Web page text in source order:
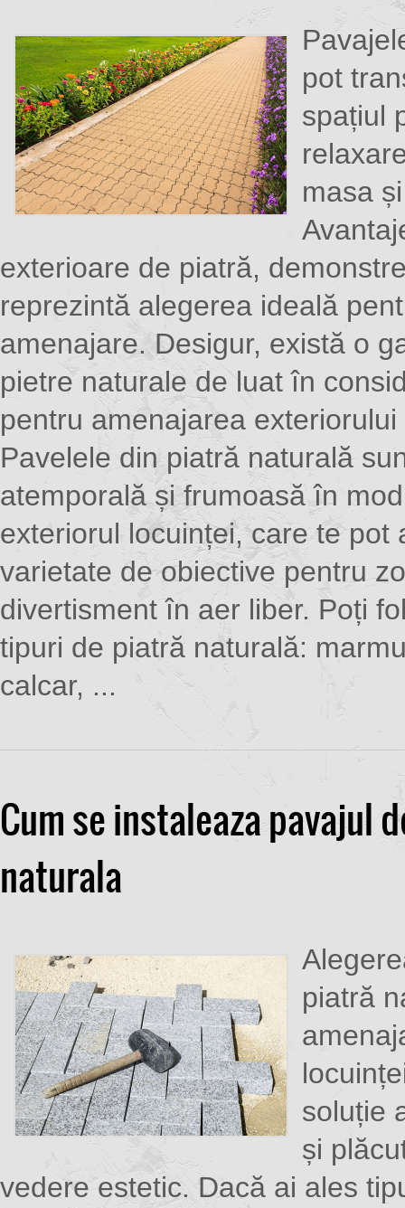
pot
spațiul
masa
exterioare de piatră,
reprezintă alegerea ideală
amenajare. Desigur, există o
pietre naturale de luat în
pentru amenajarea
Pavelele din piatră naturală
atemporală și frumoasă în
exteriorul locuinței, care te pot
varietate de obiective pentru
divertisment în aer liber. Poți
tipuri de piatră naturală:
calcar, ...
Cum se instaleaza pavajul
naturala
piatră
soluție
și
vedere estetic. Dacă ai ales